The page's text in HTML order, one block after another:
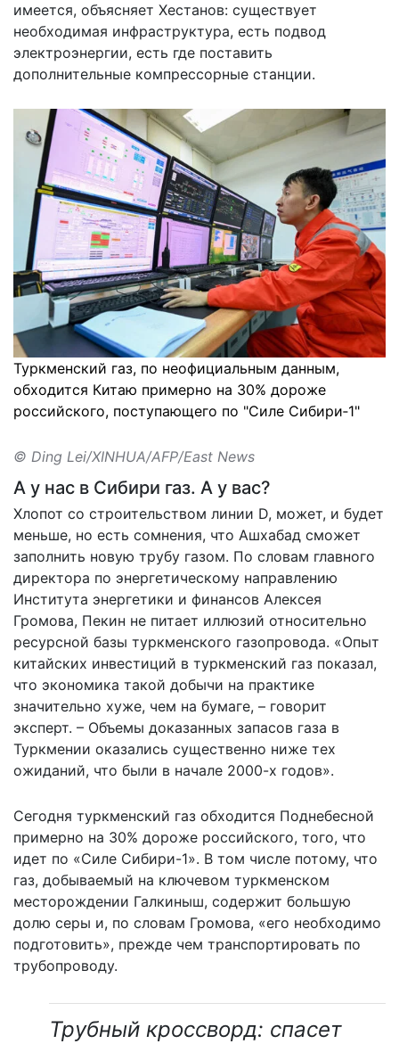
имеется, объясняет Хестанов: существует
необходимая инфраструктура, есть подвод
электроэнергии, есть где поставить
дополнительные компрессорные станции.
Туркменский газ, по неофициальным данным,
обходится Китаю примерно на 30% дороже
российского, поступающего по "Силе Сибири‑1"
© Ding Lei/XINHUA/AFP/East News
А у нас в Сибири газ. А у вас?
Хлопот со строительством линии D, может, и будет
меньше, но есть сомнения, что Ашхабад сможет
заполнить новую трубу газом. По словам главного
директора по энергетическому направлению
Института энергетики и финансов Алексея
Громова, Пекин не питает иллюзий относительно
ресурсной базы туркменского газопровода. «Опыт
китайских инвестиций в туркменский газ показал,
что экономика такой добычи на практике
значительно хуже, чем на бумаге, – говорит
эксперт. – Объемы доказанных запасов газа в
Туркмении оказались существенно ниже тех
ожиданий, что были в начале 2000-х годов».
Сегодня туркменский газ обходится Поднебесной
примерно на 30% дороже российского, того, что
идет по «Силе Сибири-1». В том числе потому, что
газ, добываемый на ключевом туркменском
месторождении Галкиныш, содержит большую
долю серы и, по словам Громова, «его необходимо
подготовить», прежде чем транспортировать по
трубопроводу.
Трубный кроссворд: cпасет